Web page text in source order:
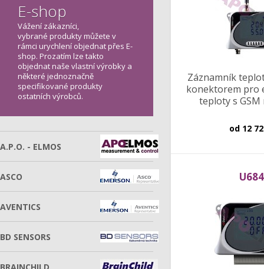
Záznamník
konektorem pro
teploty s GSM
od 12
E-shop
Vážení zákazníci,
vybrané produkty můžete v
rámci urychlení objednat přes E-
shop. Prozatím lze takto
objednat naše vlastní výrobky a
některé jednoznačně
specifikované produkty
ostatních výrobců.
A.P.O. - ELMOS
ASCO
AVENTICS
BD SENSORS